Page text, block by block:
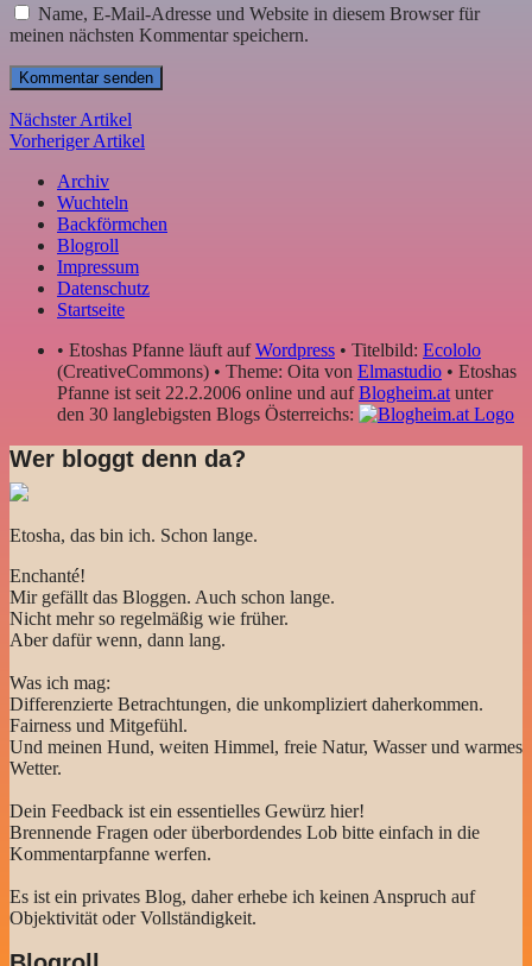
Name, E-Mail-Adresse und Website in diesem Browser für
meinen nächsten Kommentar speichern.
Nächster Artikel
Vorheriger Artikel
Archiv
Wuchteln
Backförmchen
Blogroll
Impressum
Datenschutz
Startseite
• Etoshas Pfanne läuft aufWordpress • Titelbild: Ecololo
(CreativeCommons) • Theme: Oita von Elmastudio • Etoshas
Pfanne ist seit 22.2.2006 online und aufBlogheim.atunter
den 30 langlebigsten Blogs Österreichs:
Wer bloggt denn da?
Etosha, das bin ich. Schon lange.
Enchanté!
Mir gefällt das Bloggen. Auch schon lange.
Nicht mehr so regelmäßig wie früher.
Aber dafür wenn, dann lang.
Was ich mag:
Differenzierte Betrachtungen, die unkompliziert daherkommen.
Fairness und Mitgefühl.
Und meinen Hund, weiten Himmel, freie Natur, Wasser und warmes
Wetter.
Dein Feedback ist ein essentielles Gewürz hier!
Brennende Fragen oder überbordendes Lob bitte einfach in die
Kommentarpfanne werfen.
Es ist ein privates Blog, daher erhebe ich keinen Anspruch auf
Objektivität oder Vollständigkeit.